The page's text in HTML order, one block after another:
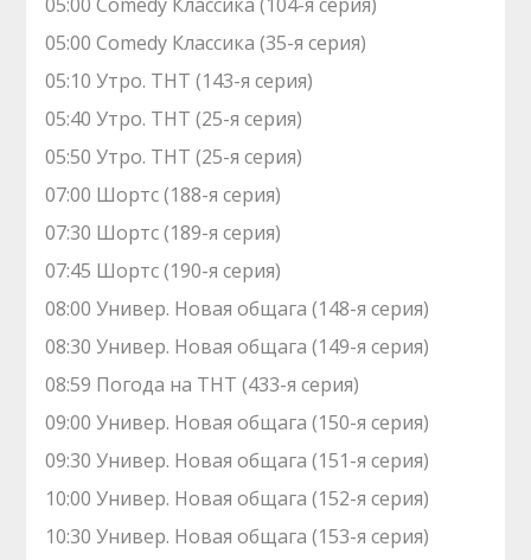
05:00 Comedy Классика (35-я серия)
05:10 Утро. ТНТ (143-я серия)
05:40 Утро. ТНТ (25-я серия)
05:50 Утро. ТНТ (25-я серия)
07:00 Шортс (188-я серия)
07:30 Шортс (189-я серия)
07:45 Шортс (190-я серия)
08:00 Универ. Новая общага (148-я серия)
08:30 Универ. Новая общага (149-я серия)
08:59 Погода на ТНТ (433-я серия)
09:00 Универ. Новая общага (150-я серия)
09:30 Универ. Новая общага (151-я серия)
10:00 Универ. Новая общага (152-я серия)
10:30 Универ. Новая общага (153-я серия)